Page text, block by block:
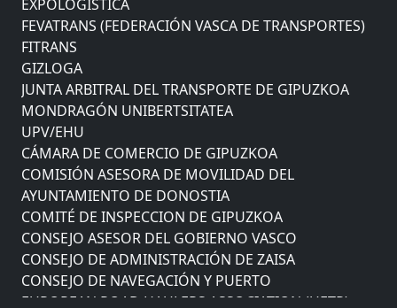
FEVATRANS (FEDERACIÓN VASCA DE TRANSPORTES)
FITRANS
GIZLOGA
JUNTA ARBITRAL DEL TRANSPORTE DE GIPUZKOA
MONDRAGÓN UNIBERTSITATEA
UPV/EHU
CÁMARA DE COMERCIO DE GIPUZKOA
COMISIÓN ASESORA DE MOVILIDAD DEL
AYUNTAMIENTO DE DONOSTIA
COMITÉ DE INSPECCION DE GIPUZKOA
CONSEJO ASESOR DEL GOBIERNO VASCO
CONSEJO DE ADMINISTRACIÓN DE ZAISA
CONSEJO DE NAVEGACIÓN Y PUERTO
EUROPEAN ROAD HAULERS ASSOCIATION (UETR)